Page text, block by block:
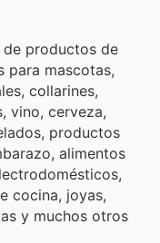
de productos de
para mascotas,
collarines,
vino, cerveza,
productos
alimentos
cocina, joyas,
y muchos otros